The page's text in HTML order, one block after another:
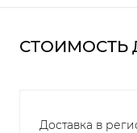
СТОИМОСТЬ
Доставка в